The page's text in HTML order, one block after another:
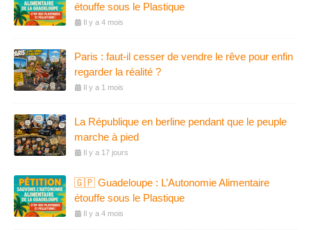
étouffe sous le Plastique
Il y a 4 mois
Paris : faut-il cesser de vendre le rêve pour enfin
regarder la réalité ?
Il y a 1 mois
La République en berline pendant que le peuple
marche à pied
Il y a 17 jours
🇬🇵 Guadeloupe : L’Autonomie Alimentaire
étouffe sous le Plastique
Il y a 4 mois